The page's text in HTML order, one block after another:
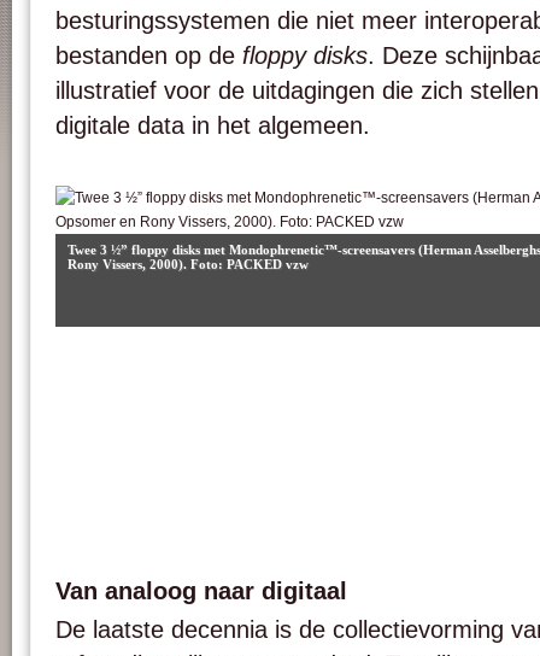
besturingssystemen die niet meer
bestanden op de floppy disks. Deze
illustratief voor de uitdagingen die zich
digitale data in het algemeen.
Twee 3 ½” floppy disks met Mondophrenetic™-screensavers (Herman
Rony Vissers, 2000). Foto: PACKED vzw
Van analoog naar digitaal
De laatste decennia is de collectievorming